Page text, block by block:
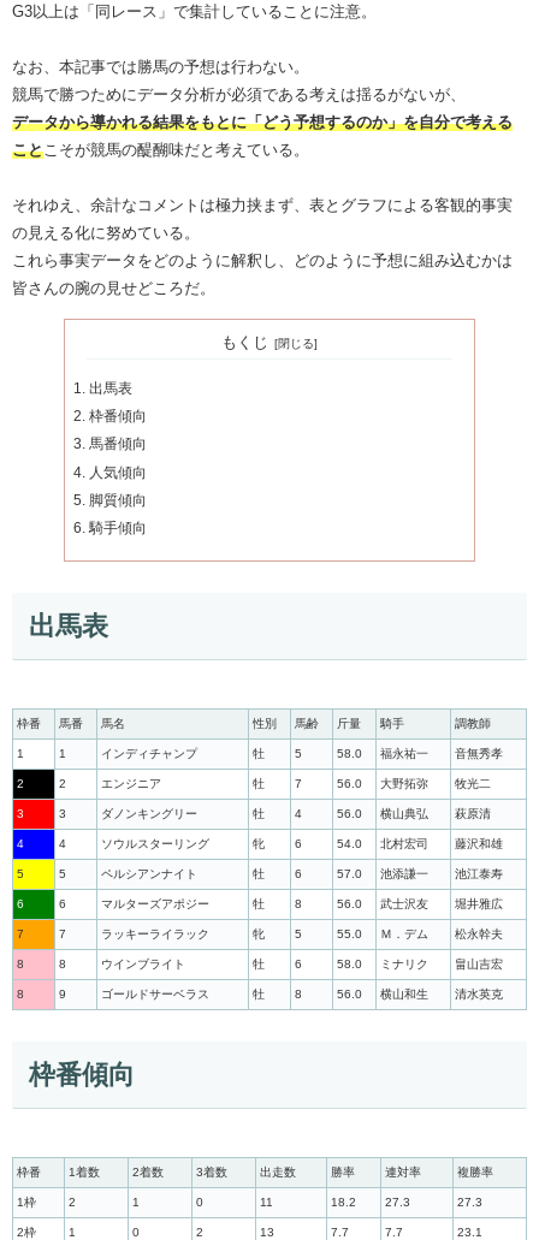
G3以上は「同レース」で集計していることに注意。
なお、本記事では勝馬の予想は行わない。
競馬で勝つためにデータ分析が必須である考えは揺るがないが、
データから導かれる結果をもとに「どう予想するのか」を自分で考える
こと こそが競馬の醍醐味だと考えている。
それゆえ、余計なコメントは極力挟まず、表とグラフによる客観的事実
の見える化に努めている。
これら事実データをどのように解釈し、どのように予想に組み込むかは
皆さんの腕の見せどころだ。
もくじ
出馬表
枠番傾向
馬番傾向
人気傾向
脚質傾向
騎手傾向
出馬表
枠番 馬番 馬名 性別 馬齢 斤量 騎手 調教師
1 1 インディチャンプ 牡 5 58.0 福永祐一 音無秀孝
2 2 エンジニア 牡 7 56.0 大野拓弥 牧光二
3 3 ダノンキングリー 牡 4 56.0 横山典弘 萩原清
4 4 ソウルスターリング 牝 6 54.0 北村宏司 藤沢和雄
5 5 ペルシアンナイト 牡 6 57.0 池添謙一 池江泰寿
6 6 マルターズアポジー 牡 8 56.0 武士沢友 堀井雅広
7 7 ラッキーライラック 牝 5 55.0 Ｍ．デム 松永幹夫
8 8 ウインブライト 牡 6 58.0 ミナリク 畠山吉宏
8 9 ゴールドサーベラス 牡 8 56.0 横山和生 清水英克
枠番傾向
枠番 1着数 2着数 3着数 出走数 勝率 連対率 複勝率
1枠 2 1 0 11 18.2 27.3 27.3
2枠 1 0 2 13 7.7 7.7 23.1